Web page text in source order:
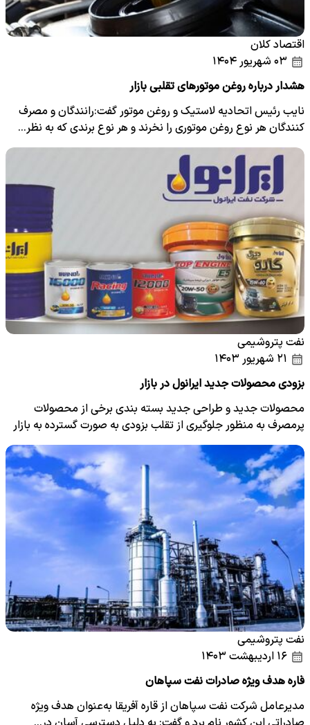
اقتصاد کلان
هشدار درباره روغن موتورهای تقلبی بازار
نایب رئیس اتحادیه لاستیک و روغن موتور گفت:رانندگان و مصرف
کنندگان هر نوع روغن موتوری را نخرند و هر نوع برندی که به نظر…
نفت پتروشیمی
بزودی محصولات جدید ایرانول در بازار
محصولات جدید و طراحی جدید بسته بندی برخی از محصولات
پرمصرف به منظور جلوگیری از تقلب بزودی به صورت گسترده به بازار
عرضه…
نفت پتروشیمی
قاره هدف ویژه صادرات نفت سپاهان
مدیرعامل شرکت نفت سپاهان از قاره آفریقا به‌‌‌عنوان هدف ویژه